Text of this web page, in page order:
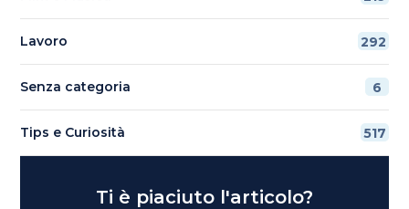
Lavoro 292
Senza categoria 6
Tips e Curiosità 517
Ti è piaciuto l'articolo?